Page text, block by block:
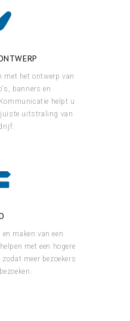
met het ontwerp van
banners en
helpt u
juiste uitstraling van
maken van een
met een hogere
meer bezoekers